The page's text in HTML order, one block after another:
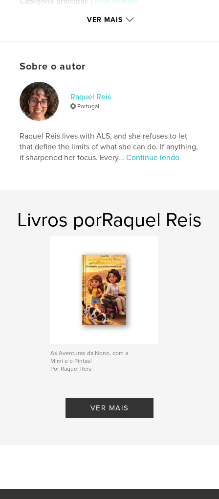
13×20 cm
Data de publicação:
IdiomaEnglish
Palavras-chavee
children adventure
VER MAIS
Sobre o autor
Raquel Reis
Portugal
Raquel Reis lives with ALS, and she refuses to let
that define the limits of what she can do. If anything,
it sharpened her focus. Every...Continue lendo
Livros porRaquel Reis
As Aventuras da Nono, com a
Mimi e o Pintas!
Por Raquel Reis
VER MAIS